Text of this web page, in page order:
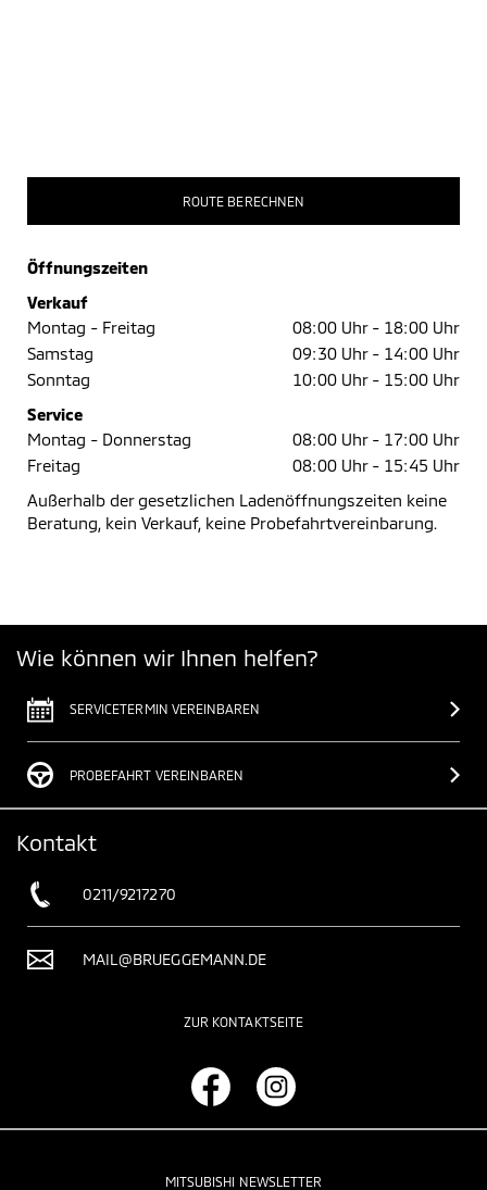
ROUTE BERECHNEN
Öffnungszeiten
Verkauf
Montag - Freitag
08:00 Uhr - 18:00 Uhr
Samstag
09:30 Uhr - 14:00 Uhr
Sonntag
10:00 Uhr - 15:00 Uhr
Service
Montag - Donnerstag
08:00 Uhr - 17:00 Uhr
Freitag
08:00 Uhr - 15:45 Uhr
Außerhalb der gesetzlichen Ladenöffnungszeiten keine
Beratung, kein Verkauf, keine Probefahrtvereinbarung.
Wie können wir Ihnen helfen?
SERVICETERMIN VEREINBAREN
PROBEFAHRT VEREINBAREN
Kontakt
0211/9217270
MAIL@BRUEGGEMANN.DE
ZUR KONTAKTSEITE
MITSUBISHI NEWSLETTER